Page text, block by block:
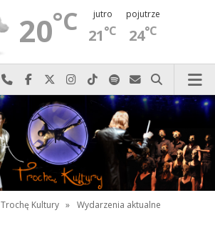
20°C jutro
21°C
pojutrze
24°C
Najlepiej po prostu do nas zadzwoń
Odwiedź nas na Facebook-u
Odwiedź nas na X
Odwiedź nas na Instagram-ie
Odwiedź nas na TikTok-u
Szukaj nas na Spotify
Wyślij do nas
Szukaj
Trochę Kultury » Wydarzenia aktualne